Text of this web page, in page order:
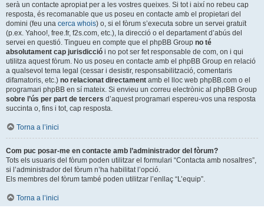
serà un contacte apropiat per a les vostres queixes. Si tot i així no rebeu cap
resposta, és recomanable que us poseu en contacte amb el propietari del
domini (feu una cerca whois) o, si el fòrum s’executa sobre un servei gratuït
(p.ex. Yahoo!, free.fr, f2s.com, etc.), la direcció o el departament d’abús del
servei en questió. Tingueu en compte que el phpBB Group no té
absolutament cap jurisdicció i no pot ser fet responsable de com, on i qui
utilitza aquest fòrum. No us poseu en contacte amb el phpBB Group en relació
a qualsevol tema legal (cessar i desistir, responsabilització, comentaris
difamatoris, etc.) no relacionat directament amb el lloc web phpBB.com o el
programari phpBB en sí mateix. Si envieu un correu electrònic al phpBB Group
sobre l’ús per part de tercers d’aquest programari espereu-vos una resposta
succinta o, fins i tot, cap resposta.
Torna a l’inici
Com puc posar-me en contacte amb l’administrador del fòrum?
Tots els usuaris del fòrum poden utilitzar el formulari “Contacta amb nosaltres”,
si l’administrador del fòrum n’ha habilitat l’opció.
Els membres del fòrum també poden utilitzar l’enllaç “L’equip”.
Torna a l’inici